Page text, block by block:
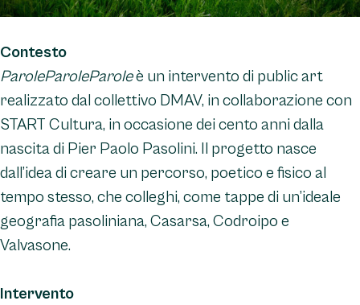
Contesto
ParoleParoleParoleè un intervento di public art
realizzato dal collettivo DMAV, in collaborazione con
START Cultura, in occasione dei cento anni dalla
nascita di Pier Paolo Pasolini. Il progetto nasce
dall’idea di creare un percorso, poetico e fisico al
tempo stesso, che colleghi, come tappe di un’ideale
geografia pasoliniana, Casarsa, Codroipo e
Valvasone.
Intervento